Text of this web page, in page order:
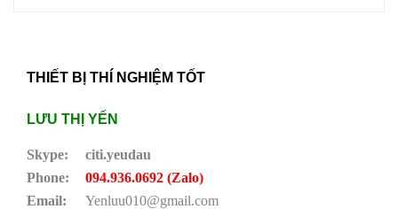
THIẾT BỊ THÍ NGHIỆM TỐT
LƯU THỊ YẾN
Skype:
citi.yeudau
Phone:
094.936.0692 (Zalo)
Email:
Yenluu010@gmail.com